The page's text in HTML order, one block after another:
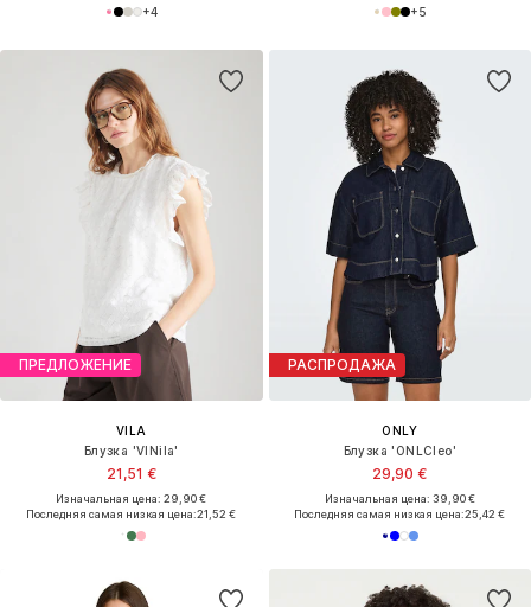
+4 +5
ПРЕДЛОЖЕНИЕ
VILA
Блузка 'VINila'
21,51 €
Изначальная цена: 29,90 €
Последняя самая низкая цена:21,52 €
РАСПРОДАЖА
ONLY
Блузка 'ONLCleo'
29,90 €
Изначальная цена: 39,90 €
Последняя самая низкая цена:25,42 €